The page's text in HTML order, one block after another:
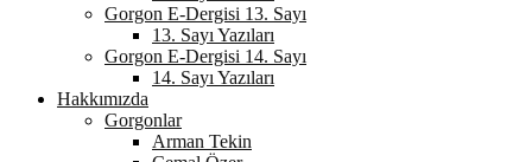
Gorgon E-Dergisi 13. Sayı
13. Sayı Yazıları
Gorgon E-Dergisi 14. Sayı
14. Sayı Yazıları
Hakkımızda
Gorgonlar
Arman Tekin